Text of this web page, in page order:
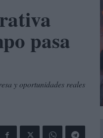
pasa
y oportunidades reales